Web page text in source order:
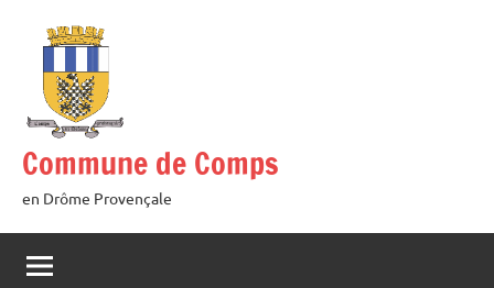
contenu
Commune de Comps
en Drôme Provençale